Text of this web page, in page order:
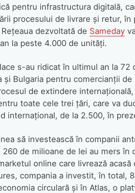
pentru infrastructura digitală,
procesului de livrare și retur,
Rețeaua dezvoltată de Sameday
la peste 4.000 de unități.
s-au ridicat în ultimul an la
și Bulgaria pentru comercianții
de extindere
toate cele trei țări, care va
internațional, de la 2.500, în
să investească în companii
de milioane de lei au mers în
online care livrează
compania a investit, în total,
circulară și în Atlas, o